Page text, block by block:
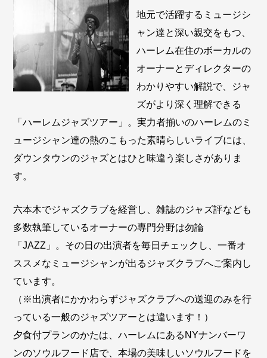
地元で活躍するミュージシ
ャン達と深い親交をもつ、
ハーレム在住のボーカルの
オーナーとディレクターの
わかりやすい解説で、ジャ
ズがより深く理解できる
「ハーレムジャズツアー」。実力者揃いのハーレムのミ
ュージシャン達の熱のこもった素晴らしいライブには、
ダウンタウンのジャズとはひと味違う楽しさがありま
す。
六本木でジャズクラブを経営し、雑誌のジャズ評なども
多数執筆しているオーナーの専門分野は勿論
「JAZZ」。その日の出演者を毎日チェックし、一番オ
ススメなミュージシャンが出るジャズクラブへご案内し
ています。
（※出演者にかかわらずジャズクラブへの送迎のみを行
っている一般のジャズツアーとは違います！）
夕食付プランのかたは、ハーレムにあるNYナンバーワ
ンのソウルフード店で、本場の美味しいソウルフードを